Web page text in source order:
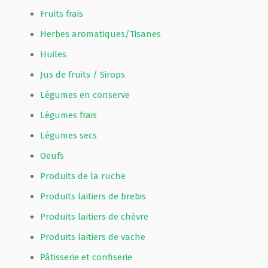
Fruits frais
Herbes aromatiques/Tisanes
Huiles
Jus de fruits / Sirops
Légumes en conserve
Légumes frais
Légumes secs
Oeufs
Produits de la ruche
Produits laitiers de brebis
Produits laitiers de chèvre
Produits laitiers de vache
Pâtisserie et confiserie